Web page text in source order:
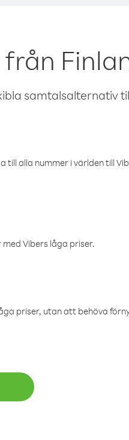
samtalsalternativ
alla nummer i världen till
Vibers låga priser.
priser, utan att behöva